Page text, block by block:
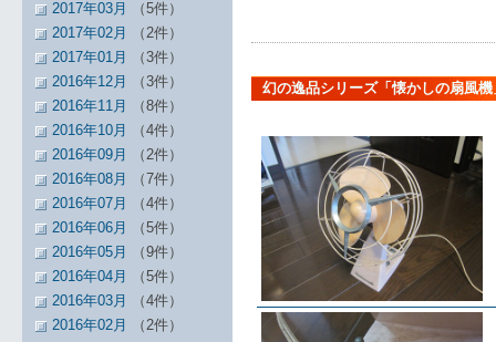
幻の逸品シリーズ「懐かしの扇風機
2017年03月
（5件）
2017年02月
（2件）
2017年01月
（3件）
2016年12月
（3件）
2016年11月
（8件）
2016年10月
（4件）
2016年09月
（2件）
2016年08月
（7件）
2016年07月
（4件）
2016年06月
（5件）
2016年05月
（9件）
2016年04月
（5件）
2016年03月
（4件）
2016年02月
（2件）